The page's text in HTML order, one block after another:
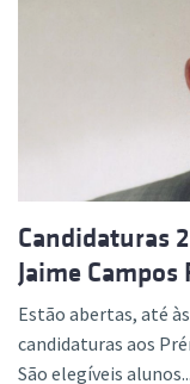
Candidaturas
Jaime Campos
Estão abertas, até
candidaturas aos
São elegíveis alunos...